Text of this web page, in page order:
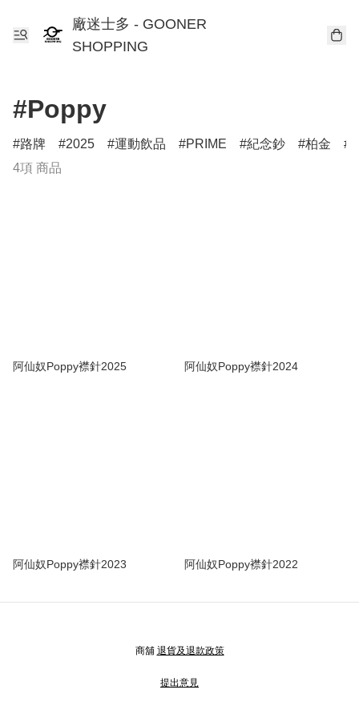
廠迷士多 - GOONER
SHOPPING
#Poppy
路牌 2025 運動飲品 PRIME 紀念鈔 柏金
4項 商品
阿仙奴Poppy襟針2025 阿仙奴Poppy襟針2024
阿仙奴Poppy襟針2023 阿仙奴Poppy襟針2022
商舖 退貨及退款政策
提出意見